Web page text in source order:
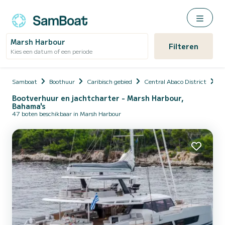
Marsh Harbour
Kies een datum of een periode Filteren
Samboat Boothuur Caribisch gebied Central Abaco District
Bootverhuur en jachtcharter - Marsh Harbour,
Bahama's
47 boten beschikbaar in Marsh Harbour